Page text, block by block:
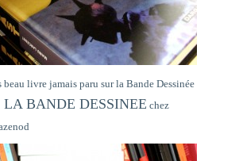
livre jamais paru sur la Bande Dessinée
BANDE DESSINEE chez